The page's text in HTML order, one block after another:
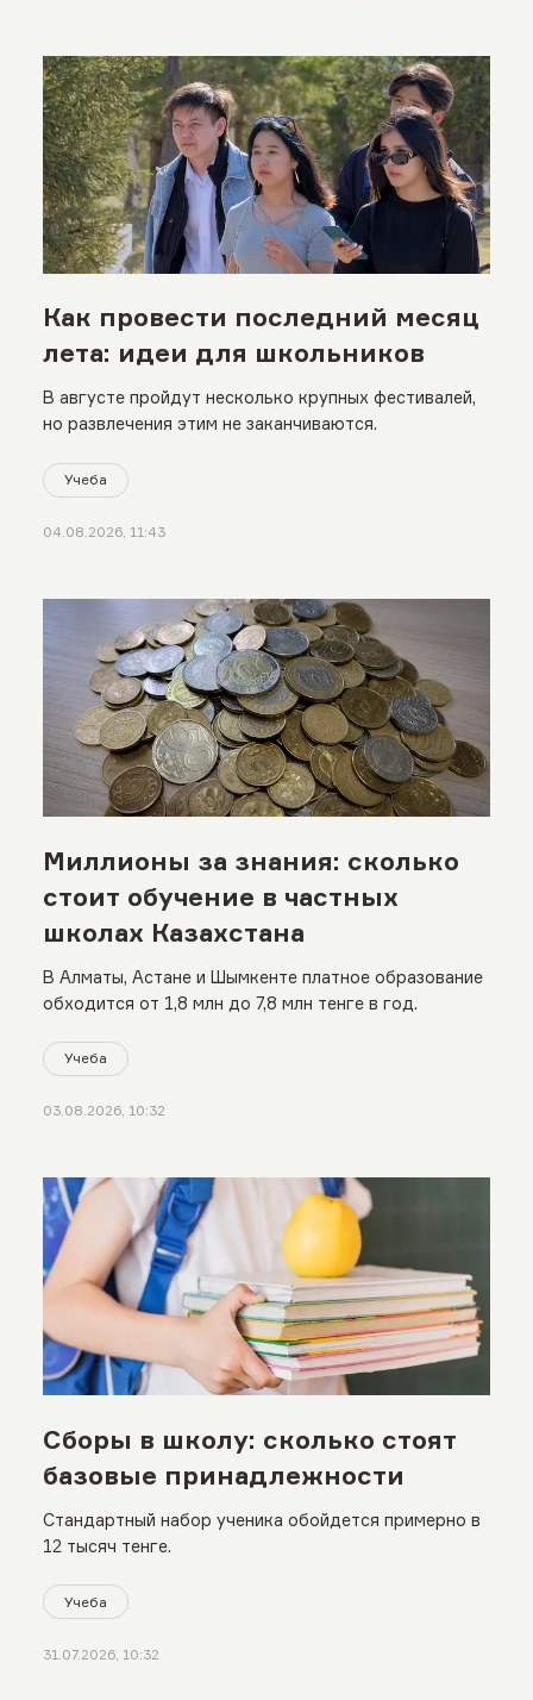
Как провести последний месяц
лета: идеи для школьников
В августе пройдут несколько крупных фестивалей,
но развлечения этим не заканчиваются.
Учеба
04.08.2026, 11:43
Миллионы за знания: сколько
стоит обучение в частных
школах Казахстана
В Алматы, Астане и Шымкенте платное образование
обходится от 1,8 млн до 7,8 млн тенге в год.
Учеба
03.08.2026, 10:32
Сборы в школу: сколько стоят
базовые принадлежности
Стандартный набор ученика обойдется примерно в
12 тысяч тенге.
Учеба
31.07.2026, 10:32